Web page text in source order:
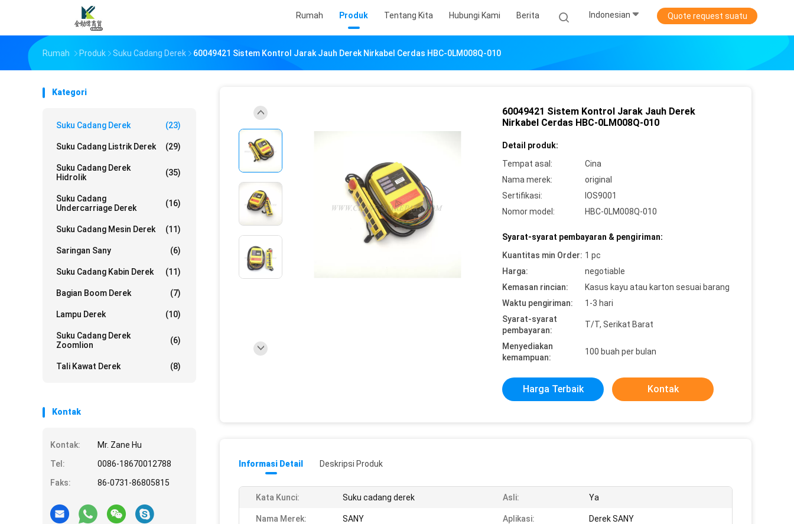
Rumah Produk Tentang Kita Hubungi Kami Berita Indonesian Quote request suatu
Rumah Produk Suku Cadang Derek 60049421 Sistem Kontrol Jarak Jauh Derek Nirkabel Cerdas HBC-0LM008Q-010
Kategori
Suku Cadang Derek (23)
Suku Cadang Listrik Derek (29)
Suku Cadang Derek
Hidrolik
(35)
Suku Cadang
Undercarriage Derek
(16)
Suku Cadang Mesin Derek (11)
Saringan Sany (6)
Suku Cadang Kabin Derek (11)
Bagian Boom Derek (7)
Lampu Derek (10)
Suku Cadang Derek
Zoomlion
(6)
Tali Kawat Derek (8)
Kontak
Kontak:
Mr. Zane Hu
Tel:
0086-18670012788
Faks:
86-0731-86805815
60049421 Sistem Kontrol Jarak Jauh Derek
Nirkabel Cerdas HBC-0LM008Q-010
Detail produk:
Tempat asal:
Cina
Nama merek:
original
Sertifikasi:
IOS9001
Nomor model:
HBC-0LM008Q-010
Syarat-syarat pembayaran & pengiriman:
Kuantitas min Order: 1 pc
Harga:
negotiable
Kemasan rincian:
Kasus kayu atau karton sesuai barang
Waktu pengiriman:
1-3 hari
Syarat-syarat
pembayaran:
T/T, Serikat Barat
Menyediakan
kemampuan:
100 buah per bulan
Harga Terbaik Kontak
Informasi Detail Deskripsi Produk
Kata Kunci: Suku cadang derek Asli: Ya
Nama Merek: SANY Aplikasi: Derek SANY